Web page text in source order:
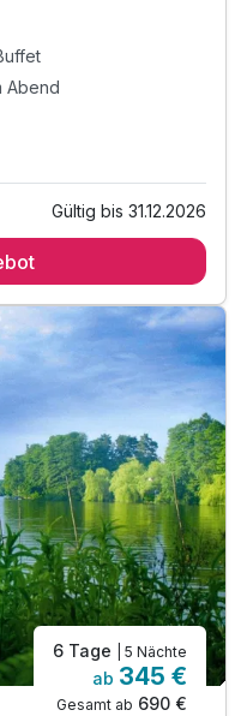
Abend
Gültig bis 31.12.2026
6 Tage | 5 Nächte
ab 345 €
Gesamt ab 690 €